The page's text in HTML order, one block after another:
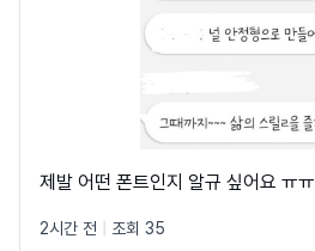
제발 어떤 폰트인지 알규 싶어요 ㅠㅠ
2시간 전 조회 35